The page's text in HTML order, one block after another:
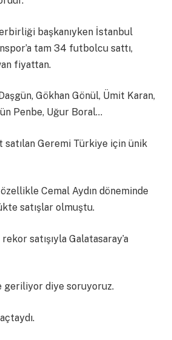
başkanıyken İstanbul
tam 34 futbolcu sattı,
fiyattan.
Gökhan Gönül, Ümit Karan,
Penbe, Uğur Boral…
satılan Geremi Türkiye için ünik
Cemal Aydın döneminde
satışlar olmuştu.
satışıyla Galatasaray’a
geriliyor diye soruyoruz.